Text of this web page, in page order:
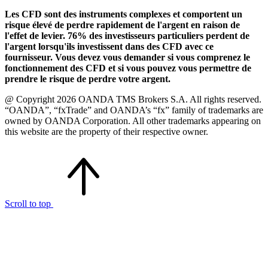
Les CFD sont des instruments complexes et comportent un
risque élevé de perdre rapidement de l'argent en raison de
l'effet de levier. 76% des investisseurs particuliers perdent de
l'argent lorsqu'ils investissent dans des CFD avec ce
fournisseur. Vous devez vous demander si vous comprenez le
fonctionnement des CFD et si vous pouvez vous permettre de
prendre le risque de perdre votre argent.
@ Copyright 2026 OANDA TMS Brokers S.A. All rights reserved.
“OANDA”, “fxTrade” and OANDA’s “fx” family of trademarks are
owned by OANDA Corporation. All other trademarks appearing on
this website are the property of their respective owner.
Scroll to top